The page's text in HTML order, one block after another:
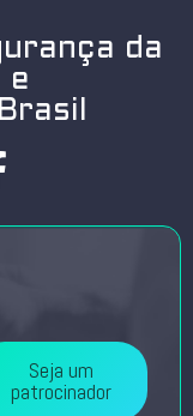
da
e
Seja um
patrocinador